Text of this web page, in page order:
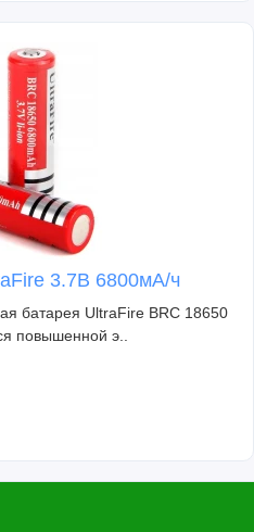
3.7В 6800мА/ч
батарея UltraFire BRC 18650
повышенной э..